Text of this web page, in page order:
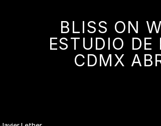
BLISS ON
ESTUDIO
CDMX